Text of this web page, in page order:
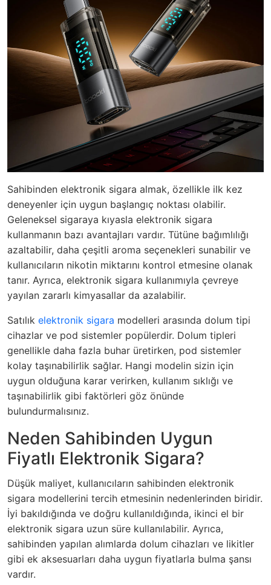
Sahibinden elektronik sigara almak, özellikle ilk kez
deneyenler için uygun başlangıç noktası olabilir.
Geleneksel sigaraya kıyasla elektronik sigara
kullanmanın bazı avantajları vardır. Tütüne bağımlılığı
azaltabilir, daha çeşitli aroma seçenekleri sunabilir ve
kullanıcıların nikotin miktarını kontrol etmesine olanak
tanır. Ayrıca, elektronik sigara kullanımıyla çevreye
yayılan zararlı kimyasallar da azalabilir.
Satılık elektronik sigara modelleri arasında dolum tipi
cihazlar ve pod sistemler popülerdir. Dolum tipleri
genellikle daha fazla buhar üretirken, pod sistemler
kolay taşınabilirlik sağlar. Hangi modelin sizin için
uygun olduğuna karar verirken, kullanım sıklığı ve
taşınabilirlik gibi faktörleri göz önünde
bulundurmalısınız.
Neden Sahibinden Uygun
Fiyatlı Elektronik Sigara?
Düşük maliyet, kullanıcıların sahibinden elektronik
sigara modellerini tercih etmesinin nedenlerinden biridir.
İyi bakıldığında ve doğru kullanıldığında, ikinci el bir
elektronik sigara uzun süre kullanılabilir. Ayrıca,
sahibinden yapılan alımlarda dolum cihazları ve likitler
gibi ek aksesuarları daha uygun fiyatlarla bulma şansı
vardır.